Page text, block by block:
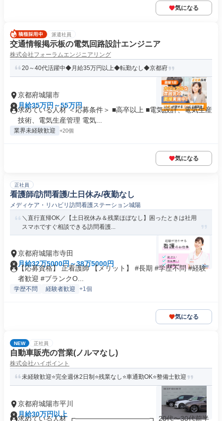
気になる
派遣社員
交通情報掲示板の電気回路設計エンジニア
株式会社フォーラムエンジニアリング
20～40代活躍中◆月給35万円以上◆転勤なし◆京都府
京都府城陽市
月給35万円～55万円
求めている人材 ＜応募条件＞ ■高卒以上 ■電気設計、電気生産
技術、電気生産管理 電気...
業界未経験歓迎 +20個
気になる
正社員
看護師/訪問看護/土日休み/夜勤なし
メディケア・リハビリ訪問看護ステーション城陽
＼直行直帰OK／【土日祝休み＆残業ほぼなし】困ったときは社用
スマホですぐ相談できる訪問看護...
京都府城陽市寺田
月給32万5000円～38万5000円
【応募資格】 正看護師 【メリット】 #長期 #学歴不問 #経験
者歓迎 #ブランクO...
学歴不問 経験者歓迎 +1個
気になる
NEW 正社員
自動車販売の営業(ノルマなし)
株式会社ハイポイント
未経験歓迎⭐完全週休2日制⭐残業なし⭐車通勤OK⭐整備士歓迎
京都府城陽市平川
月給30万円以上
求めている人材 ┏───────────────┓ 20代〜30代前半